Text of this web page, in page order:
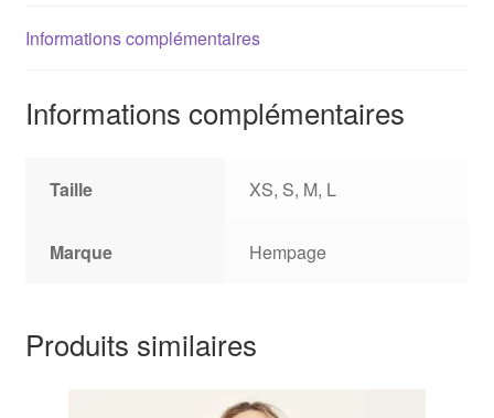
Informations complémentaires
Informations complémentaires
Taille XS, S, M, L
Marque Hempage
Produits similaires